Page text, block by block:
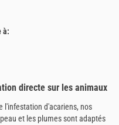
à:
directe sur les animaux
l'infestation d'acariens, nos
et les plumes sont adaptés